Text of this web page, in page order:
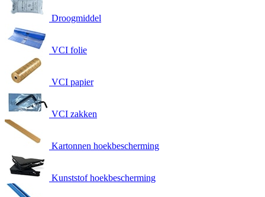
Droogmiddel
VCI folie
VCI papier
VCI zakken
Kartonnen hoekbescherming
Kunststof hoekbescherming